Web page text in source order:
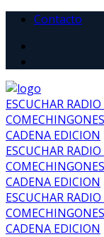
Contacto
ESCUCHAR
COMECHINGONES
CADENA EDICION
ESCUCHAR
COMECHINGONES
CADENA EDICION
ESCUCHAR
COMECHINGONES
CADENA EDICION